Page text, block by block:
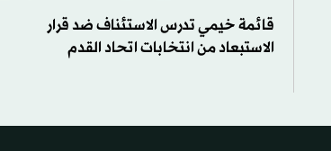
قائمة خيمي تدرس الاستئناف ضد قرار
الاستبعاد من انتخابات اتحاد القدم